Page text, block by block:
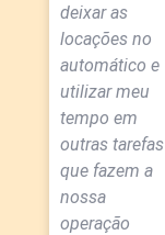
deixar as
locações no
automático e
utilizar meu
tempo em
outras tarefas
que fazem a
nossa
operação